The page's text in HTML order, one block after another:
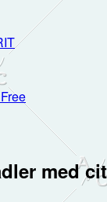
med